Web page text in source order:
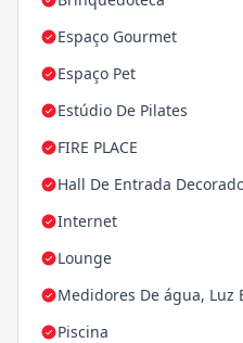
Espaço Gourmet
Espaço Pet
Estúdio De Pilates
FIRE PLACE
Hall De Entrada
Internet
Lounge
Medidores De água, Luz
Piscina